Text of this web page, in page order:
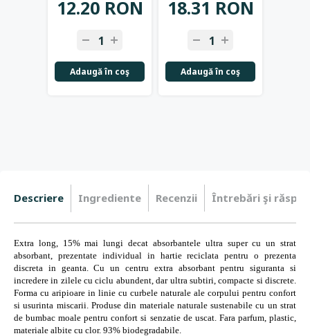
12.20 RON
Adaugă în coş
18.31 RON
Adaugă în coş
+ +
Descriere Ingrediente Recenzii Întrebări şi
Extra long, 15% mai lungi decat absorbantele ultra super cu un strat
absorbant, prezentate individual in hartie reciclata pentru o prezenta
discreta in geanta. Cu un centru extra absorbant pentru siguranta si
incredere in zilele cu ciclu abundent, dar ultra subtiri, compacte si discrete.
Forma cu aripioare in linie cu curbele naturale ale corpului pentru confort
si usurinta miscarii. Produse din materiale naturale sustenabile cu un strat
de bumbac moale pentru confort si senzatie de uscat. Fara parfum, plastic,
materiale albite cu clor. 93% biodegradabile.